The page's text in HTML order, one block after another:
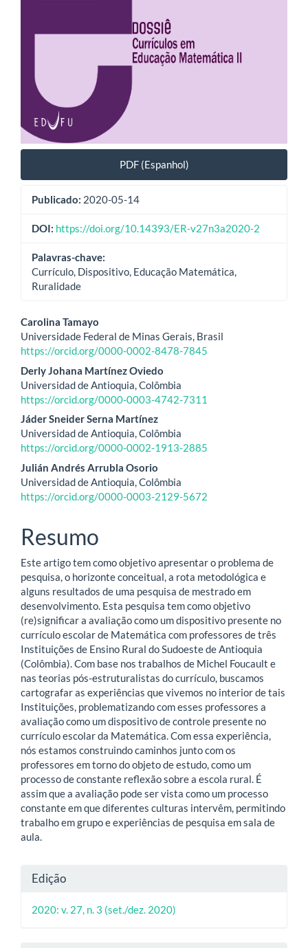
PDF (Espanhol)
Publicado: 2020-05-14
DOI: https://doi.org/10.14393/ER-v27n3a2020-2
Palavras-chave:
Currículo, Dispositivo, Educação Matemática,
Ruralidade
Conteúdo
do
artigo
principal
Carolina Tamayo
Universidade Federal de Minas Gerais, Brasil
https://orcid.org/0000-0002-8478-7845
Derly Johana Martínez Oviedo
Universidad de Antioquia, Colômbia
https://orcid.org/0000-0003-4742-7311
Jáder Sneider Serna Martínez
Universidad de Antioquia, Colômbia
https://orcid.org/0000-0002-1913-2885
Julián Andrés Arrubla Osorio
Universidad de Antioquia, Colômbia
https://orcid.org/0000-0003-2129-5672
Resumo
Este artigo tem como objetivo apresentar o problema de
pesquisa, o horizonte conceitual, a rota metodológica e
alguns resultados de uma pesquisa de mestrado em
desenvolvimento. Esta pesquisa tem como objetivo
(re)significar a avaliação como um dispositivo presente no
currículo escolar de Matemática com professores de três
Instituições de Ensino Rural do Sudoeste de Antioquia
(Colômbia). Com base nos trabalhos de Michel Foucault e
nas teorias pós-estruturalistas do currículo, buscamos
cartografar as experiências que vivemos no interior de tais
Instituições, problematizando com esses professores a
avaliação como um dispositivo de controle presente no
currículo escolar da Matemática. Com essa experiência,
nós estamos construindo caminhos junto com os
professores em torno do objeto de estudo, como um
processo de constante reflexão sobre a escola rural. É
assim que a avaliação pode ser vista como um processo
constante em que diferentes culturas intervêm, permitindo
trabalho em grupo e experiências de pesquisa em sala de
aula.
Detalhes
do
Edição
2020: v. 27, n. 3 (set./dez. 2020)